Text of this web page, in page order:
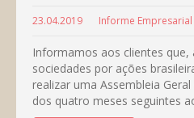
23.04.2019 Informe Empresarial
Informamos aos clientes que,
sociedades por ações
realizar uma Assembleia
dos quatro meses seguintes